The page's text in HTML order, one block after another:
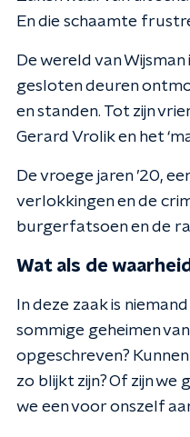
En die schaamte
De wereld van
gesloten deuren
en standen. Tot zijn
Gerard Vrolik en het
De vroege jaren ’20,
verlokkingen en de
burgerfatsoen en de
Wat als de
In deze zaak is
sommige geheimen
opgeschreven?
zo blijkt zijn? Of zijn
we een voor onszelf